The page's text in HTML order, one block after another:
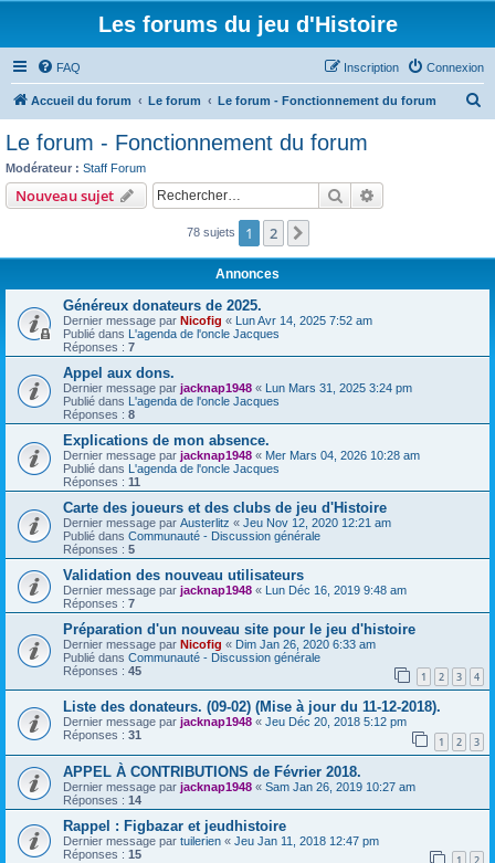
Les forums du jeu d'Histoire
FAQ Connexion
Inscription
Accueil du forum Le forum Le forum - Fonctionnement du forum
c
Le forum - Fonctionnement du forum
Modérateur : Staff Forum
Nouveau sujet Rechercher
78 sujets 1 2
Annonces
Généreux donateurs de 2025.
Dernier message par Nicofig « Lun Avr 14, 2025 7:52 am
Publié dans L'agenda de l'oncle Jacques
Réponses : 7
Appel aux dons.
Dernier message par jacknap1948 « Lun Mars 31, 2025 3:24 pm
Publié dans L'agenda de l'oncle Jacques
Réponses : 8
Explications de mon absence.
Dernier message par jacknap1948 « Mer Mars 04, 2026 10:28 am
Publié dans L'agenda de l'oncle Jacques
Réponses : 11
Carte des joueurs et des clubs de jeu d'Histoire
Dernier message par Austerlitz « Jeu Nov 12, 2020 12:21 am
Publié dans Communauté - Discussion générale
Réponses : 5
Validation des nouveau utilisateurs
Dernier message par jacknap1948 « Lun Déc 16, 2019 9:48 am
Réponses : 7
Préparation d'un nouveau site pour le jeu d'histoire
Dernier message par Nicofig « Dim Jan 26, 2020 6:33 am
Publié dans Communauté - Discussion générale
Réponses : 45 1 2 3 4
Liste des donateurs. (09-02) (Mise à jour du 11-12-2018).
Dernier message par jacknap1948 « Jeu Déc 20, 2018 5:12 pm
Réponses : 31 1 2 3
APPEL À CONTRIBUTIONS de Février 2018.
Dernier message par jacknap1948 « Sam Jan 26, 2019 10:27 am
Réponses : 14
Rappel : Figbazar et jeudhistoire
Dernier message par tuilerien « Jeu Jan 11, 2018 12:47 pm
Réponses : 15